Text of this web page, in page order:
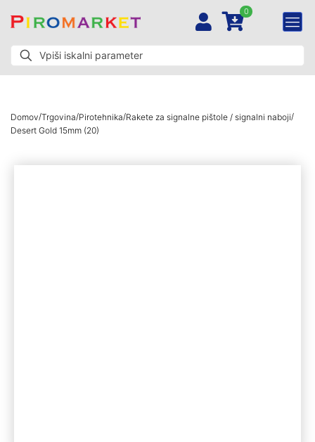
0
Domov/Trgovina/Pirotehnika/Rakete za signalne pištole / signalni naboji/
Desert Gold 15mm (20)